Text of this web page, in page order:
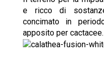
e ricco di
concimato in
apposito per cactacee.